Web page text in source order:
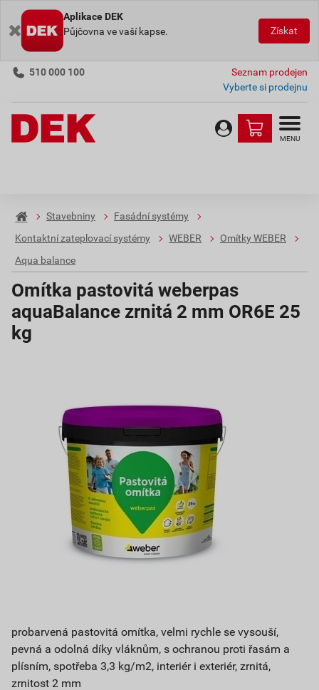
Aplikace DEK
Půjčovna ve vaší kapse.
Získat
510 000 100
Seznam prodejen
Vyberte si prodejnu
MENU
Stavebniny
Fasádní systémy
Kontaktní zateplovací systémy
WEBER
Omítky WEBER
Aqua balance
Omítka pastovitá weberpas
aquaBalance zrnitá 2 mm OR6E 25
kg
probarvená pastovitá omítka, velmi rychle se vysouší,
pevná a odolná díky vláknům, s ochranou proti řasám a
plísním, spotřeba 3,3 kg/m2, interiér i exteriér, zrnitá,
zrnitost 2 mm